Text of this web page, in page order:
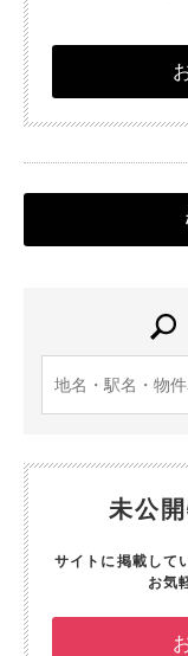
未公
サイトに掲載して
お気